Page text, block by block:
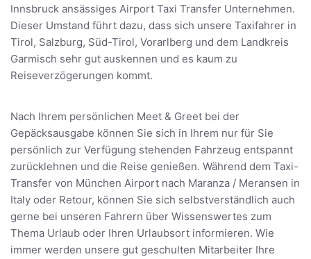
Innsbruck ansässiges Airport Taxi Transfer Unternehmen.
Dieser Umstand führt dazu, dass sich unsere Taxifahrer in
Tirol, Salzburg, Süd-Tirol, Vorarlberg und dem Landkreis
Garmisch sehr gut auskennen und es kaum zu
Reiseverzögerungen kommt.
Nach Ihrem persönlichen Meet & Greet bei der
Gepäcksausgabe können Sie sich in Ihrem nur für Sie
persönlich zur Verfügung stehenden Fahrzeug entspannt
zurücklehnen und die Reise genießen. Während dem Taxi-
Transfer von München Airport nach Maranza / Meransen in
Italy oder Retour, können Sie sich selbstverständlich auch
gerne bei unseren Fahrern über Wissenswertes zum
Thema Urlaub oder Ihren Urlaubsort informieren. Wie
immer werden unsere gut geschulten Mitarbeiter Ihre